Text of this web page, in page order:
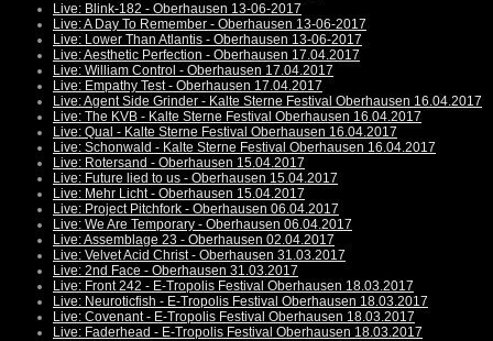
Live: Blink-182 - Oberhausen 13-06-2017
Live: A Day To Remember - Oberhausen 13-06-2017
Live: Lower Than Atlantis - Oberhausen 13-06-2017
Live: Aesthetic Perfection - Oberhausen 17.04.2017
Live: William Control - Oberhausen 17.04.2017
Live: Empathy Test - Oberhausen 17.04.2017
Live: Agent Side Grinder - Kalte Sterne Festival Oberhausen 16.04.2017
Live: The KVB - Kalte Sterne Festival Oberhausen 16.04.2017
Live: Qual - Kalte Sterne Festival Oberhausen 16.04.2017
Live: Schonwald - Kalte Sterne Festival Oberhausen 16.04.2017
Live: Rotersand - Oberhausen 15.04.2017
Live: Future lied to us - Oberhausen 15.04.2017
Live: Mehr Licht - Oberhausen 15.04.2017
Live: Project Pitchfork - Oberhausen 06.04.2017
Live: We Are Temporary - Oberhausen 06.04.2017
Live: Assemblage 23 - Oberhausen 02.04.2017
Live: Velvet Acid Christ - Oberhausen 31.03.2017
Live: 2nd Face - Oberhausen 31.03.2017
Live: Front 242 - E-Tropolis Festival Oberhausen 18.03.2017
Live: Neuroticfish - E-Tropolis Festival Oberhausen 18.03.2017
Live: Covenant - E-Tropolis Festival Oberhausen 18.03.2017
Live: Faderhead - E-Tropolis Festival Oberhausen 18.03.2017